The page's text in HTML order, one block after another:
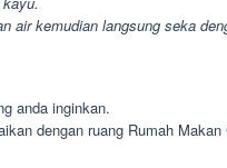
air kemudian langsung seka
anda inginkan.
dengan ruang Rumah